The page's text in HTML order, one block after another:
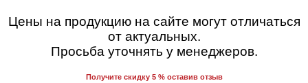
Цены на продукцию на сайте могут отличаться
от актуальных.
Просьба уточнять у менеджеров.
Получите скидку 5 % оставив отзыв